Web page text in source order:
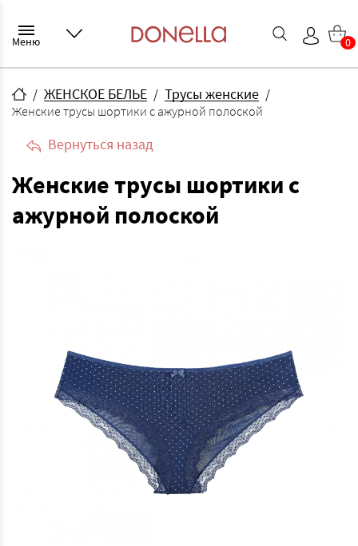
Меню 0
ЖЕНСКОЕ БЕЛЬЕ Трусы женские
Женские трусы шортики с ажурной полоской
Вернуться назад
Женские трусы шортики с
ажурной полоской